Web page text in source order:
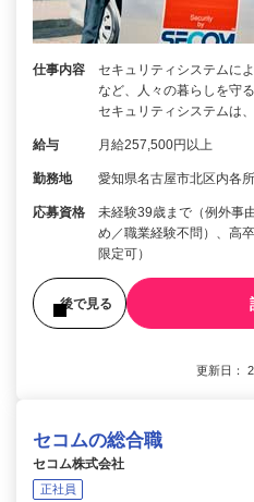
仕事内容
セキュリティシステムに
など、人々の暮らしを守
セキュリティシステムは
給与 月給257,500円以上
勤務地 愛知県名古屋市北区内各所
応募資格
未経験39歳まで（例外事
め／職業経験不問）、高
限定可）
後で見る
更新日：
セコムの総合職
セコム株式会社
正社員